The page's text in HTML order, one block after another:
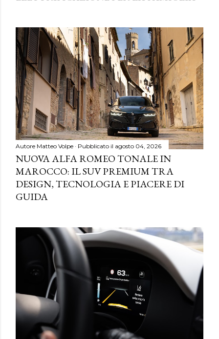
Autore Matteo Volpe Pubblicato il agosto 04, 2026
NUOVA ALFA ROMEO TONALE IN
MAROCCO: IL SUV PREMIUM TRA
DESIGN, TECNOLOGIA E PIACERE DI
GUIDA